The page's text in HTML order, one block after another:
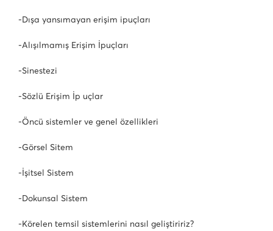
-Dışa yansımayan erişim ipuçları
-Alışılmamış Erişim İpuçları
-Sinestezi
-Sözlü Erişim İp uçlar
-Öncü sistemler ve genel özellikleri
-Görsel Sitem
-İşitsel Sistem
-Dokunsal Sistem
-Körelen temsil sistemlerini nasıl geliştiririz?